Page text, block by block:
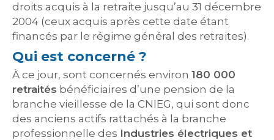
droits acquis à la retraite jusqu’au 31 décembre
2004 (ceux acquis après cette date étant
financés par le régime général des retraites).
Qui est concerné ?
À ce jour, sont concernés environ 180 000
retraités bénéficiaires d’une pension de la
branche vieillesse de la CNIEG, qui sont donc
des anciens actifs rattachés à la branche
professionnelle des Industries électriques et